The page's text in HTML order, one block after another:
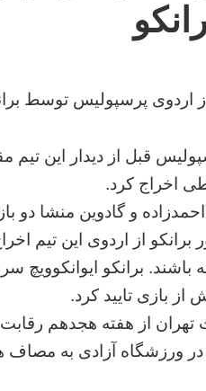
اردوی پرسپولیس توسط
قبل از دیدار این تیم
اخراج کرد.
و گادوین منشا دو
برانکو از اردوی این تیم
باشند. برانکو
بازی تایید کرد.